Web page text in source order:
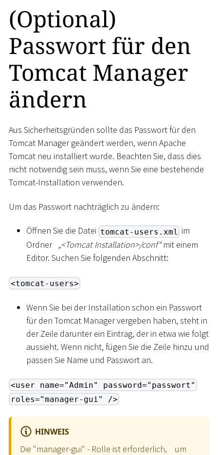
(Optional)
Passwort für den
Tomcat Manager
ändern
Aus Sicherheitsgründen sollte das Passwort für den
Tomcat Manager geändert werden, wenn Apache
Tomcat neu installiert wurde. Beachten Sie, dass dies
nicht notwendig sein muss, wenn Sie eine bestehende
Tomcat-Installation verwenden.
Um das Passwort nachträglich zu ändern:
Öffnen Sie die Datei tomcat-users.xml
im
Ordner „<Tomcat Installation>/conf“mit einem
Editor. Suchen Sie folgenden Abschnitt:
<tomcat-users>
Wenn Sie bei der Installation schon ein Passwort
für den Tomcat Manager vergeben haben, steht in
der Zeile darunter ein Eintrag, der in etwa wie folgt
aussieht. Wenn nicht, fügen Sie die Zeile hinzu und
passen Sie Name und Passwort an.
<user name="Admin" password="passwort"
roles="manager-gui" />
HINWEIS
Die "manager-gui" - Rolle ist erforderlich, um